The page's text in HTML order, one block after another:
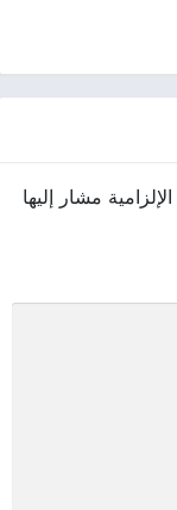
مشار إليها